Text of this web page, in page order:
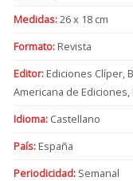
Medidas:26 x 18 cm
Formato:Revista
Editor:Ediciones Clíper,
Americana de
Idioma:Castellano
País:España
Periodicidad:Semanal